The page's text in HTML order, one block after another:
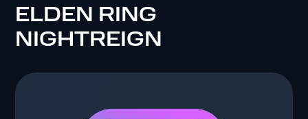
ELDEN RING
NIGHTREIGN